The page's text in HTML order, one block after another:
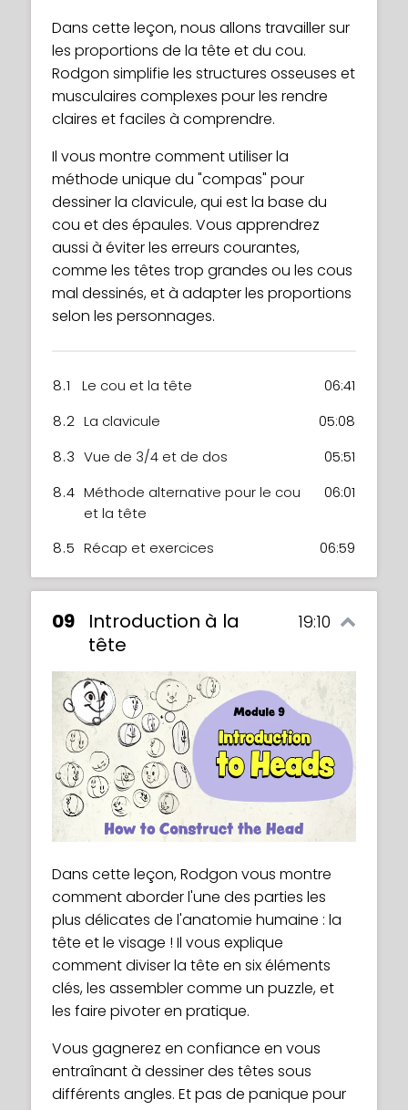
Dans cette leçon, nous allons travailler sur
les proportions de la tête et du cou.
Rodgon simplifie les structures osseuses et
musculaires complexes pour les rendre
claires et faciles à comprendre.
Il vous montre comment utiliser la
méthode unique du "compas" pour
dessiner la clavicule, qui est la base du
cou et des épaules. Vous apprendrez
aussi à éviter les erreurs courantes,
comme les têtes trop grandes ou les cous
mal dessinés, et à adapter les proportions
selon les personnages.
8.1 Le cou et la tête
06:41
8.2 La clavicule
05:08
8.3 Vue de 3/4 et de dos
05:51
8.4 Méthode alternative pour le cou
et la tête
06:01
8.5 Récap et exercices 06:59
09
Introduction à la
tête
19:10
Dans cette leçon, Rodgon vous montre
comment aborder l'une des parties les
plus délicates de l'anatomie humaine : la
tête et le visage ! Il vous explique
comment diviser la tête en six éléments
clés, les assembler comme un puzzle, et
les faire pivoter en pratique.
Vous gagnerez en confiance en vous
entraînant à dessiner des têtes sous
différents angles. Et pas de panique pour